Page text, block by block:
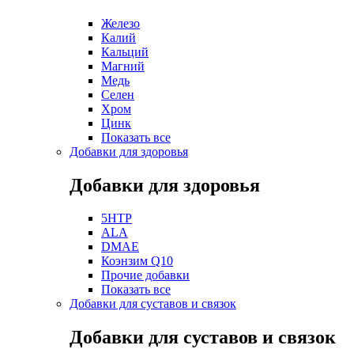
Железо
Калий
Кальций
Магний
Медь
Селен
Хром
Цинк
Показать все
Добавки для здоровья
Добавки для здоровья
5HTP
ALA
DMAE
Коэнзим Q10
Прочие добавки
Показать все
Добавки для суставов и связок
Добавки для суставов и связок